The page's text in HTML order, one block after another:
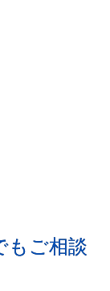
もご相談